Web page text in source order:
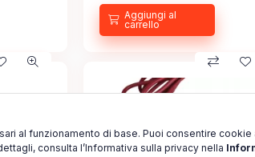
al funzionamento di base. Puoi consentire
consulta l’Informativa sulla privacy nella